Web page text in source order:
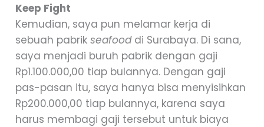
Keep Fight
Kemudian, saya pun melamar kerja di
sebuah pabrikseafooddi Surabaya. Di sana,
saya menjadi buruh pabrik dengan gaji
Rp1.100.000,00 tiap bulannya. Dengan gaji
pas-pasan itu, saya hanya bisa menyisihkan
Rp200.000,00 tiap bulannya, karena saya
harus membagi gaji tersebut untuk biaya